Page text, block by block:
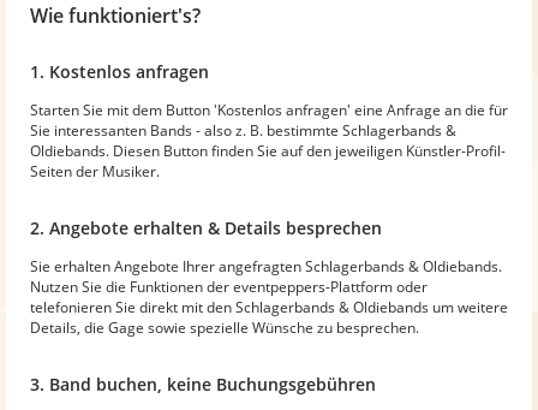
Wie funktioniert's?
1. Kostenlos anfragen
Starten Sie mit dem Button 'Kostenlos anfragen' eine Anfrage an die für
Sie interessanten Bands - also z. B. bestimmte Schlagerbands &
Oldiebands. Diesen Button finden Sie auf den jeweiligen Künstler-Profil-
Seiten der Musiker.
2. Angebote erhalten & Details besprechen
Sie erhalten Angebote Ihrer angefragten Schlagerbands & Oldiebands.
Nutzen Sie die Funktionen der eventpeppers-Plattform oder
telefonieren Sie direkt mit den Schlagerbands & Oldiebands um weitere
Details, die Gage sowie spezielle Wünsche zu besprechen.
3. Band buchen, keine Buchungsgebühren